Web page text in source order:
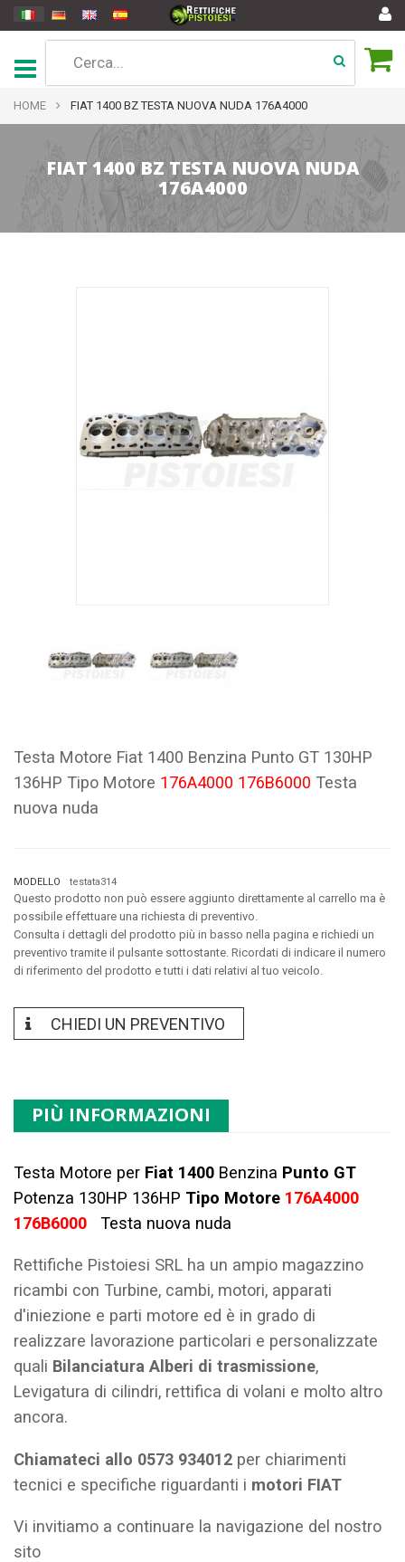
HOME FIAT 1400 BZ TESTA NUOVA NUDA 176A4000
FIAT 1400 BZ TESTA NUOVA NUDA
176A4000
Testa Motore Fiat 1400 Benzina Punto GT 130HP
136HP Tipo Motore 176A4000 176B6000 Testa
nuova nuda
MODELLO testata314
Questo prodotto non può essere aggiunto direttamente al carrello ma è
possibile effettuare una richiesta di preventivo.
Consulta i dettagli del prodotto più in basso nella pagina e richiedi un
preventivo tramite il pulsante sottostante. Ricordati di indicare il numero
di riferimento del prodotto e tutti i dati relativi al tuo veicolo.
CHIEDI UN PREVENTIVO
PIÙ INFORMAZIONI
Testa Motore per Fiat 1400 Benzina Punto GT
Potenza 130HP 136HP Tipo Motore 176A4000
176B6000
Testa nuova nuda
Rettifiche Pistoiesi SRL ha un ampio magazzino
ricambi con Turbine, cambi, motori, apparati
d'iniezione e parti motore ed è in grado di
realizzare lavorazione particolari e personalizzate
quali Bilanciatura Alberi di trasmissione,
Levigatura di cilindri, rettifica di volani e molto altro
ancora.
Chiamateci allo 0573 934012 per chiarimenti
tecnici e specifiche riguardanti i motori FIAT
Vi invitiamo a continuare la navigazione del nostro
sito